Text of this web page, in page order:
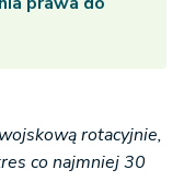
rotacyjnie,
co najmniej 30